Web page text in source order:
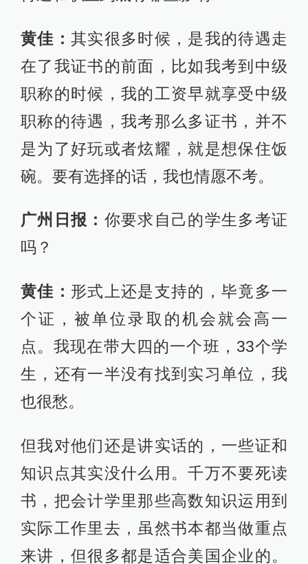
黄佳： 其实很多时候，是我的待遇走
在了我证书的前面，比如我考到中级
职称的时候，我的工资早就享受中级
职称的待遇，我考那么多证书，并不
是为了好玩或者炫耀，就是想保住饭
碗。要有选择的话，我也情愿不考。
广州日报： 你要求自己的学生多考证
吗？
黄佳： 形式上还是支持的，毕竟多一
个证，被单位录取的机会就会高一
点。我现在带大四的一个班，33个学
生，还有一半没有找到实习单位，我
也很愁。
但我对他们还是讲实话的，一些证和
知识点其实没什么用。千万不要死读
书，把会计学里那些高数知识运用到
实际工作里去，虽然书本都当做重点
来讲，但很多都是适合美国企业的。